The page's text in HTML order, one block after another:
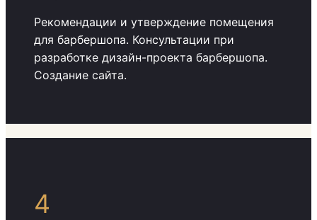
Рекомендации и утверждение помещения
для барбершопа. Консультации при
разработке дизайн-проекта барбершопа.
Создание сайта.
4